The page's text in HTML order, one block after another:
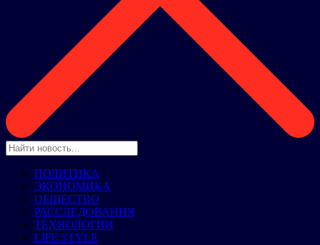
ПОЛИТИКА
ЭКОНОМИКА
ОБЩЕСТВО
РАССЛЕДОВАНИЯ
ТЕХНОЛОГИИ
LIFE STYLE